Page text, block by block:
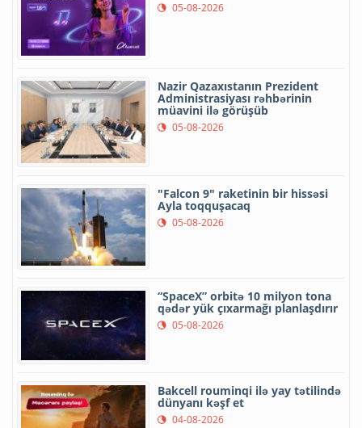
05-08-2026
Nazir Qazaxıstanın Prezident
Administrasiyası rəhbərinin
müavini ilə görüşüb
05-08-2026
"Falcon 9" raketinin bir hissəsi
Ayla toqquşacaq
05-08-2026
“SpaceX” orbitə 10 milyon tona
qədər yük çıxarmağı planlaşdırır
05-08-2026
Bakcell rouminqi ilə yay tətilində
dünyanı kəşf et
04-08-2026